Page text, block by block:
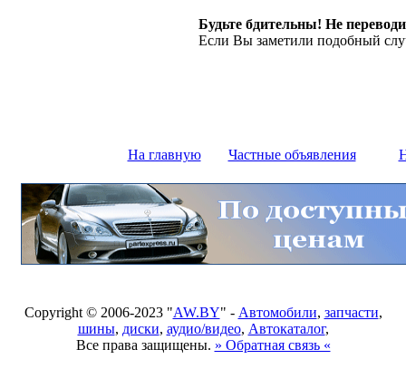
Будьте бдительны! Не
Если Вы заметили подобный
На главную Частные объявления
Copyright © 2006-2023 "AW.BY" - Автомобили, запчасти,
шины, диски, аудио/видео, Автокаталог,
Все права защищены. » Обратная связь «